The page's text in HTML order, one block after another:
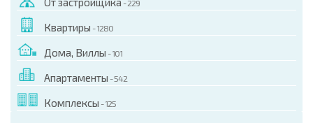
- 229
Квартиры - 1280
Дома, Виллы - 101
Апартаменты - 542
Комплексы - 125